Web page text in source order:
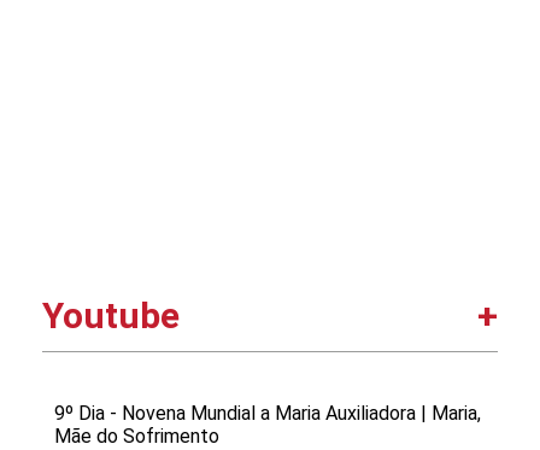
Youtube
9º Dia - Novena Mundial a Maria Auxiliadora | Maria,
Mãe do Sofrimento